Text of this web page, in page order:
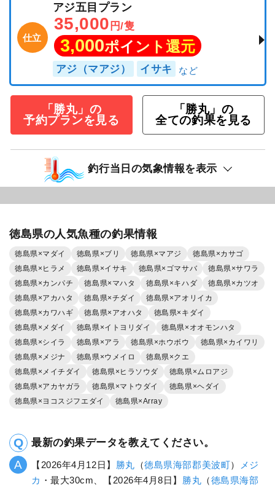
仕立
アジ五目プラン
35,000 円/隻
3,000ポイント還元
アジ（マアジ） イサキ
「勝丸」の
予約プランを見る
「勝丸」の
全ての釣果を見る
釣行当日の気象情報を表示
徳島県の人気魚種の釣果情報
徳島県×マダイ 徳島県×ブリ 徳島県×マアジ
徳島県×カサゴ
徳島県×ヒラメ
徳島県×イサキ 徳島県×ゴマサバ
徳島県×サワラ
徳島県×カンパチ
徳島県×マハタ 徳島県×キハダ
徳島県×カツオ
徳島県×アカハタ
徳島県×チダイ
徳島県×アオリイカ
徳島県×カワハギ
徳島県×アオハタ
徳島県×キダイ
徳島県×メダイ
徳島県×イトヨリダイ
徳島県×オオモンハタ
徳島県×シイラ
徳島県×アラ 徳島県×ホウボウ
徳島県×カイワリ
徳島県×メジナ
徳島県×ウメイロ
徳島県×クエ
徳島県×メイチダイ
徳島県×ヒラソウダ
徳島県×ムロアジ
徳島県×アカヤガラ
徳島県×マトウダイ
徳島県×ヘダイ
徳島県×ヨコスジフエダイ
徳島県×Array
最新の釣果データを教えてください。
【2026年4月12日】 勝丸 （徳島県海部郡美波町）
メジ
カ ・最大30cm、【2026年4月8日】 勝丸 （徳島県海部